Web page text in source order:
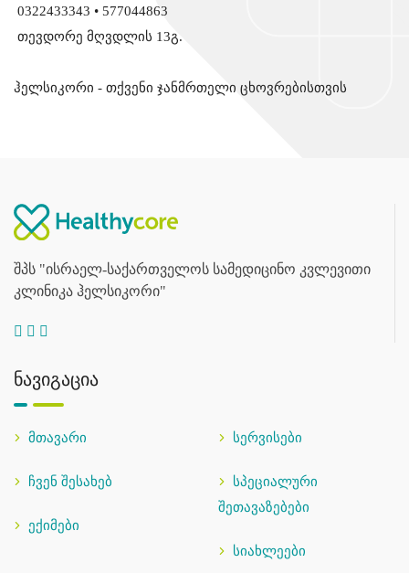
0322433343 • 577044863
თევდორე მღვდლის 13გ.
ჰელსიკორი - თქვენი ჯანმრთელი ცხოვრებისთვის
შპს "ისრაელ-საქართველოს სამედიცინო კვლევითი
კლინიკა ჰელსიკორი"
ნავიგაცია
მთავარი
ჩვენ შესახებ
ექიმები
სერვისები
სპეციალური
შეთავაზებები
სიახლეები